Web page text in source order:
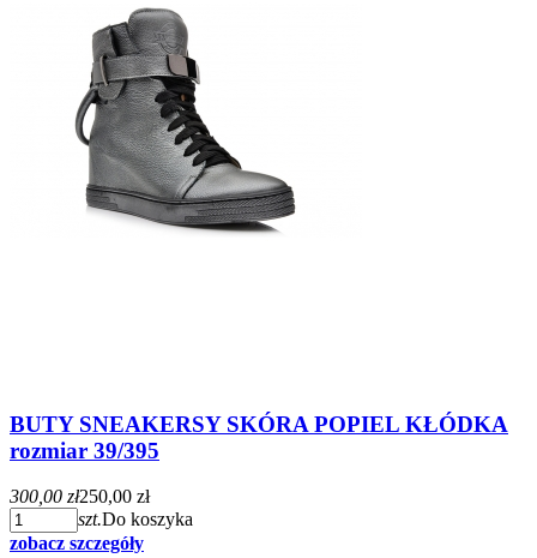
BUTY SNEAKERSY SKÓRA POPIEL KŁÓDKA
rozmiar 39/395
300,00 zł250,00 zł
szt.Do koszyka
zobacz szczegóły